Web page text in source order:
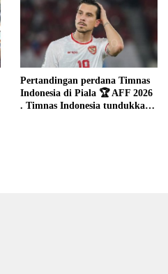
Pertandingan perdana Timnas
Indonesia di Piala 🏆 AFF 2026
. Timnas Indonesia tundukkan